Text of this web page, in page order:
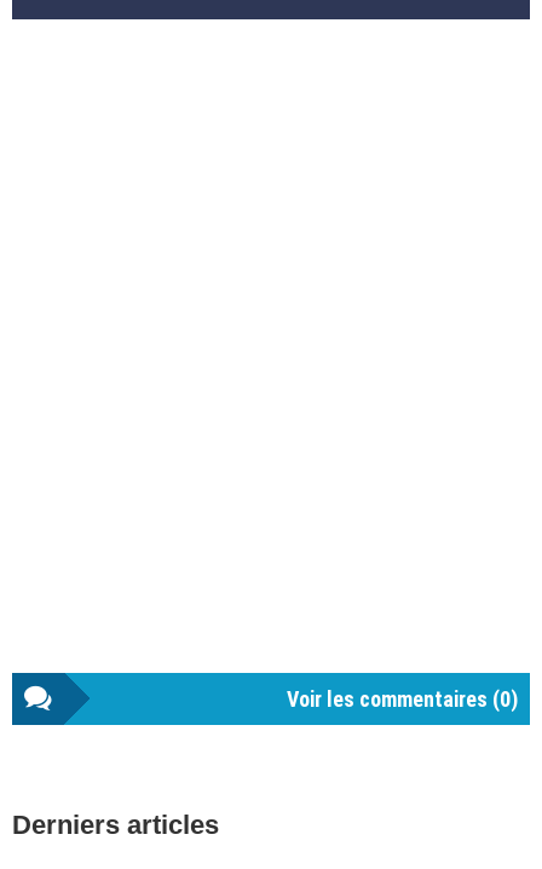
Voir les commentaires (0)
latérale
Derniers articles